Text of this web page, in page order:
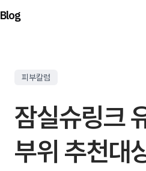
Blog
피부칼럼
잠실슈링크
부위 추천대